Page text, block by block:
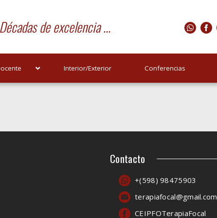
Décadas de excelencia ...
Interior/Exterior Conferencias
Contacto
+(598) 98475903
terapiafocal@gmail.com
CEIPFOTerapiaFocal